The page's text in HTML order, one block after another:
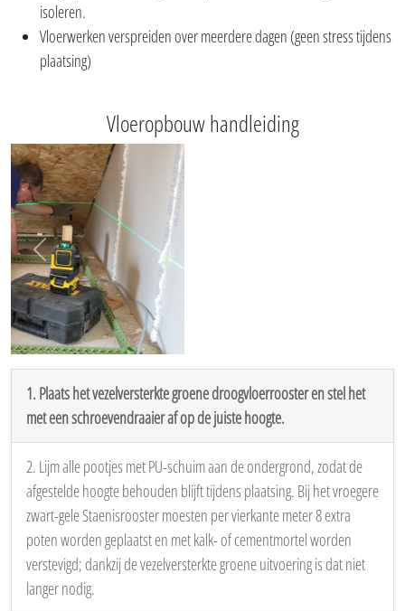
isoleren.
Vloerwerken verspreiden over meerdere dagen (geen stress tijdens
plaatsing)
Vloeropbouw handleiding
Vorige